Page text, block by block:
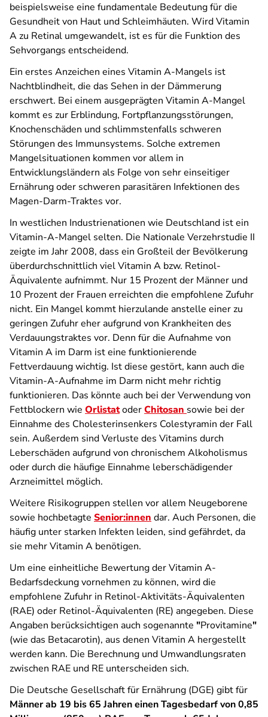
beispielsweise eine fundamentale Bedeutung für die
Gesundheit von Haut und Schleimhäuten. Wird Vitamin
A zu Retinal umgewandelt, ist es für die Funktion des
Sehvorgangs entscheidend.
Ein erstes Anzeichen eines Vitamin A-Mangels ist
Nachtblindheit, die das Sehen in der Dämmerung
erschwert. Bei einem ausgeprägten Vitamin A-Mangel
kommt es zur Erblindung, Fortpflanzungsstörungen,
Knochenschäden und schlimmstenfalls schweren
Störungen des Immunsystems. Solche extremen
Mangelsituationen kommen vor allem in
Entwicklungsländern als Folge von sehr einseitiger
Ernährung oder schweren parasitären Infektionen des
Magen-Darm-Traktes vor.
In westlichen Industrienationen wie Deutschland ist ein
Vitamin-A-Mangel selten. Die Nationale Verzehrstudie II
zeigte im Jahr 2008, dass ein Großteil der Bevölkerung
überdurchschnittlich viel Vitamin A bzw. Retinol-
Äquivalente aufnimmt. Nur 15 Prozent der Männer und
10 Prozent der Frauen erreichten die empfohlene Zufuhr
nicht. Ein Mangel kommt hierzulande anstelle einer zu
geringen Zufuhr eher aufgrund von Krankheiten des
Verdauungstraktes vor. Denn für die Aufnahme von
Vitamin A im Darm ist eine funktionierende
Fettverdauung wichtig. Ist diese gestört, kann auch die
Vitamin-A-Aufnahme im Darm nicht mehr richtig
funktionieren. Das könnte auch bei der Verwendung von
Fettblockern wie OrlistatoderChitosan sowie bei der
Einnahme des Cholesterinsenkers Colestyramin der Fall
sein. Außerdem sind Verluste des Vitamins durch
Leberschäden aufgrund von chronischem Alkoholismus
oder durch die häufige Einnahme leberschädigender
Arzneimittel möglich.
Weitere Risikogruppen stellen vor allem Neugeborene
sowie hochbetagte Senior:innen dar. Auch Personen, die
häufig unter starken Infekten leiden, sind gefährdet, da
sie mehr Vitamin A benötigen.
Um eine einheitliche Bewertung der Vitamin A-
Bedarfsdeckung vornehmen zu können, wird die
empfohlene Zufuhr in Retinol-Aktivitäts-Äquivalenten
(RAE) oder Retinol-Äquivalenten (RE) angegeben. Diese
Angaben berücksichtigen auch sogenannte "Provitamine"
(wie das Betacarotin), aus denen Vitamin A hergestellt
werden kann. Die Berechnung und Umwandlungsraten
zwischen RAE und RE unterscheiden sich.
Die Deutsche Gesellschaft für Ernährung (DGE) gibt für
Männer ab 19 bis 65 Jahren einen Tagesbedarf von 0,85